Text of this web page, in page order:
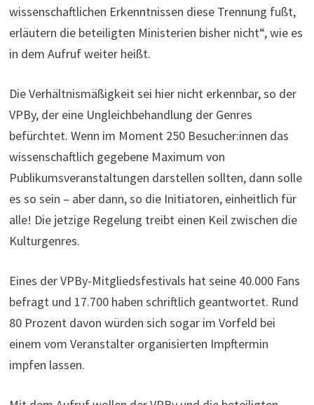
wissenschaftlichen Erkenntnissen diese Trennung fußt,
erläutern die beteiligten Ministerien bisher nicht“, wie es
in dem Aufruf weiter heißt.
Die Verhältnismäßigkeit sei hier nicht erkennbar, so der
VPBy, der eine Ungleichbehandlung der Genres
befürchtet. Wenn im Moment 250 Besucher:innen das
wissenschaftlich gegebene Maximum von
Publikumsveranstaltungen darstellen sollten, dann solle
es so sein – aber dann, so die Initiatoren, einheitlich für
alle! Die jetzige Regelung treibt einen Keil zwischen die
Kulturgenres.
Eines der VPBy-Mitgliedsfestivals hat seine 40.000 Fans
befragt und 17.700 haben schriftlich geantwortet. Rund
80 Prozent davon würden sich sogar im Vorfeld bei
einem vom Veranstalter organisierten Impftermin
impfen lassen.